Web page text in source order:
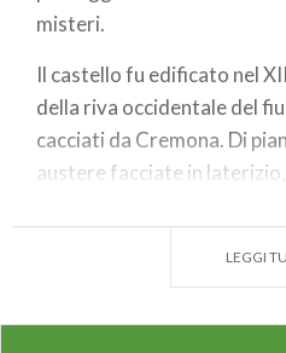
misteri.
Il castello fu edificato nel
della riva occidentale del
cacciati da Cremona. Di
austere facciate in
alla parte abitativa feceLEGGI